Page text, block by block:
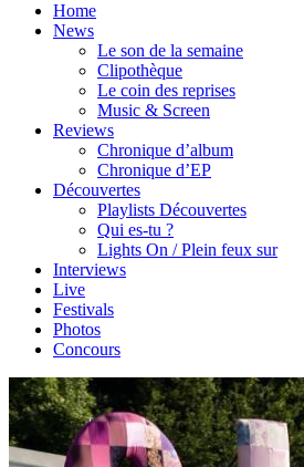
Home
News
Le son de la semaine
Clipothèque
Le coin des reprises
Music & Screen
Reviews
Chronique d’album
Chronique d’EP
Découvertes
Playlists Découvertes
Qui es-tu ?
Lights On / Plein feux sur
Interviews
Live
Festivals
Photos
Concours